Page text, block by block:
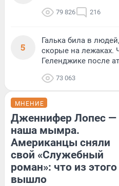
79 826 216
5
Галька била в
скорые на лежаках.
Геленджике после
73 063
МНЕНИЕ
Дженнифер Лопес —
наша мымра.
Американцы сняли
свой «Служебный
роман»: что из этого
вышло